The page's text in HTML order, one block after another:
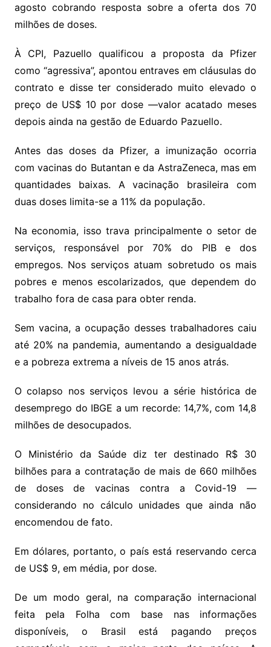
agosto cobrando resposta sobre a oferta dos 70
milhões de doses.
À CPI, Pazuello qualificou a proposta da Pfizer
como “agressiva”, apontou entraves em cláusulas do
contrato e disse ter considerado muito elevado o
preço de US$ 10 por dose —valor acatado meses
depois ainda na gestão de Eduardo Pazuello.
Antes das doses da Pfizer, a imunização ocorria
com vacinas do Butantan e da AstraZeneca, mas em
quantidades baixas. A vacinação brasileira com
duas doses limita-se a 11% da população.
Na economia, isso trava principalmente o setor de
serviços, responsável por 70% do PIB e dos
empregos. Nos serviços atuam sobretudo os mais
pobres e menos escolarizados, que dependem do
trabalho fora de casa para obter renda.
Sem vacina, a ocupação desses trabalhadores caiu
até 20% na pandemia, aumentando a desigualdade
e a pobreza extrema a níveis de 15 anos atrás.
O colapso nos serviços levou a série histórica de
desemprego do IBGE a um recorde: 14,7%, com 14,8
milhões de desocupados.
O Ministério da Saúde diz ter destinado R$ 30
bilhões para a contratação de mais de 660 milhões
de doses de vacinas contra a Covid-19 —
considerando no cálculo unidades que ainda não
encomendou de fato.
Em dólares, portanto, o país está reservando cerca
de US$ 9, em média, por dose.
De um modo geral, na comparação internacional
feita pela Folha com base nas informações
disponíveis, o Brasil está pagando preços